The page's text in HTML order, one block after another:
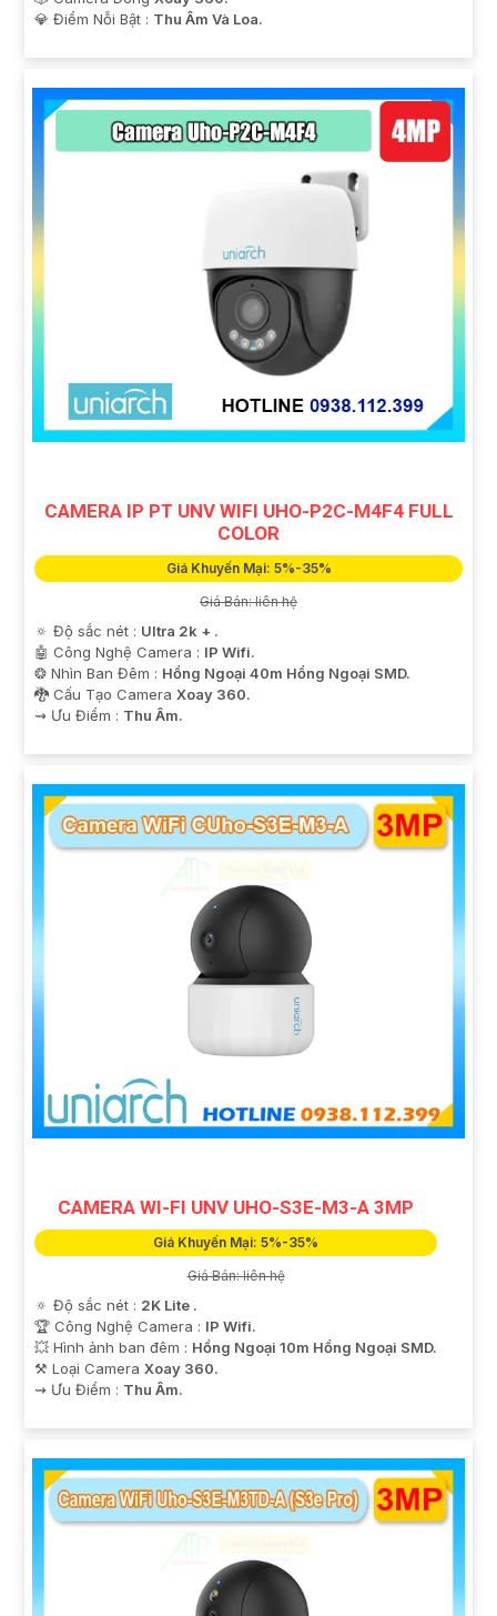
️💎 Điểm Nỗi Bật : Thu Âm Và Loa.
CAMERA IP PT UNV WIFI UHO-P2C-M4F4 FULL
COLOR
Giá Khuyến Mại: 5%-35%
Giá Bán: liên hệ
🔅 Độ sắc nét : Ultra 2k + .
🤖️ Công Nghệ Camera : IP Wifi.
❂ Nhìn Ban Đêm : Hồng Ngoại 40m Hồng Ngoại SMD.
🐉️ Cấu Tạo Camera Xoay 360.
️⇝ Ưu Điểm : Thu Âm.
CAMERA WI-FI UNV UHO-S3E-M3-A 3MP
Giá Khuyến Mại: 5%-35%
Giá Bán: liên hệ
🔅 Độ sắc nét : 2K Lite .
🏆 Công Nghệ Camera : IP Wifi.
💥 Hình ảnh ban đêm : Hồng Ngoại 10m Hồng Ngoại SMD.
⚒ Loại Camera Xoay 360.
️⇝ Ưu Điểm : Thu Âm.